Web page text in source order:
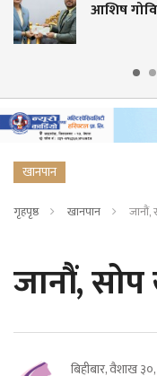
खानपान
गृहपृष्ठ खानपान
जानौं,
बिहीबार, वैशाख